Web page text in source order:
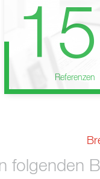
15
Referenzen
folgenden